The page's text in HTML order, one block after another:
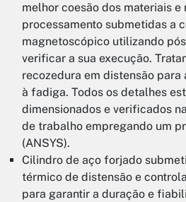
melhor coesão dos materiais e
processamento submetidas a
magnetoscópico utilizando
verificar a sua execução.
recozedura em distensão para
à fadiga. Todos os detalhes
dimensionados e verificados
de trabalho empregando um
(ANSYS).
Cilindro de aço forjado
térmico de distensão e
para garantir a duração e